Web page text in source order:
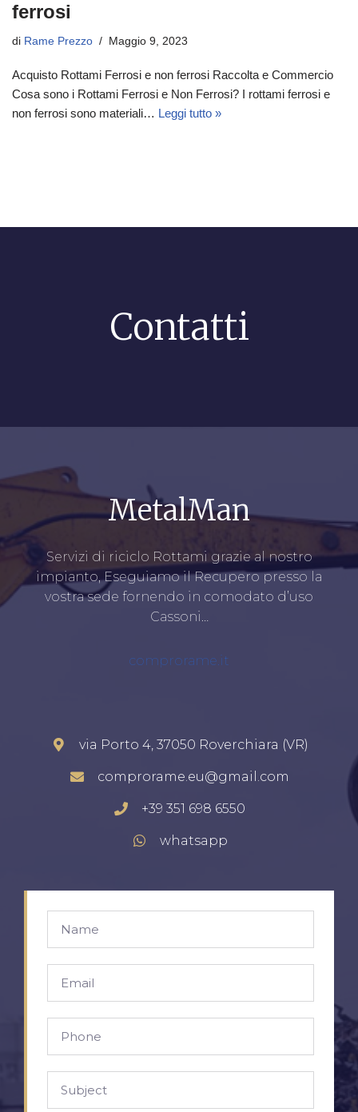
ferrosi
di Rame Prezzo Maggio 9, 2023
Acquisto Rottami Ferrosi e non ferrosi Raccolta e Commercio
Cosa sono i Rottami Ferrosi e Non Ferrosi? I rottami ferrosi e
non ferrosi sono materiali… Leggi tutto »
Contatti
MetalMan
Servizi di riciclo Rottami grazie al nostro
impianto, Eseguiamo il Recupero presso la
vostra sede fornendo in comodato d’uso
Cassoni…
comprorame.it
via Porto 4, 37050 Roverchiara (VR)
comprorame.eu@gmail.com
+39 351 698 6550
whatsapp